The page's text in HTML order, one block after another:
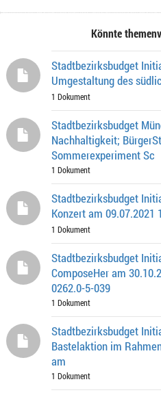
Könnte
Stadtbezirksbudget
Umgestaltung des
1 Dokument
Stadtbezirksbudget
Nachhaltigkeit;
Sommerexperiment Sc
1 Dokument
Stadtbezirksbudget
Konzert am 09.07.2021
1 Dokument
Stadtbezirksbudget
ComposeHer am
0262.0-5-039
1 Dokument
Stadtbezirksbudget
Bastelaktion im
am
1 Dokument